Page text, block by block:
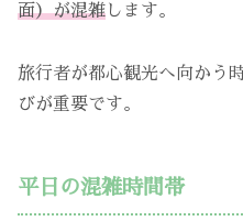
面）が混雑 します。
旅行者が都心観光へ向かう
びが重要です。
平日の混雑時間帯